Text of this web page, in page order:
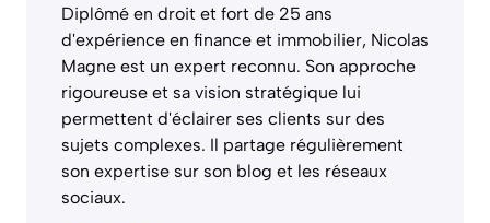
Diplômé en droit et fort de 25 ans
d'expérience en finance et immobilier, Nicolas
Magne est un expert reconnu. Son approche
rigoureuse et sa vision stratégique lui
permettent d'éclairer ses clients sur des
sujets complexes. Il partage régulièrement
son expertise sur son blog et les réseaux
sociaux.